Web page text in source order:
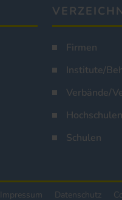
Firmen
Institute/
Verbände/
Schulen
Impressum Datenschutz